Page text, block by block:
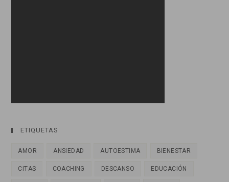
ETIQUETAS
AMOR ANSIEDAD AUTOESTIMA BIENESTAR
CITAS COACHING DESCANSO EDUCACIÓN